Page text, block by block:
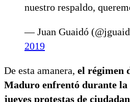
nuestro respaldo,
— Juan Guaidó
2019
De esta amanera, el régimen
Maduro enfrentó durante la
jueves protestas de